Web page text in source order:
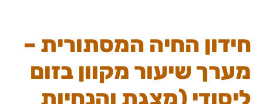
חידון החיה המסתורית –
מערך שיעור מקוון בזום
ליסודי (מצגת והנחיות